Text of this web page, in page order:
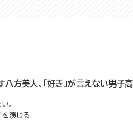
方美人、「好き」が言えない男子
。
”を演じる──